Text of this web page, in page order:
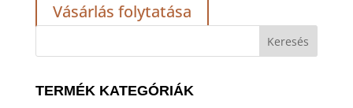
Vásárlás folytatása
TERMÉK KATEGÓRIÁK